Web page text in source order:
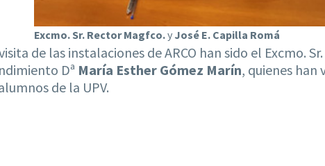
Excmo. Sr. Rector Magfco.y José E. Capilla Romá
de las instalaciones de ARCO han sido el Excmo.
Dª María Esther Gómez Marín, quienes han
de la UPV.